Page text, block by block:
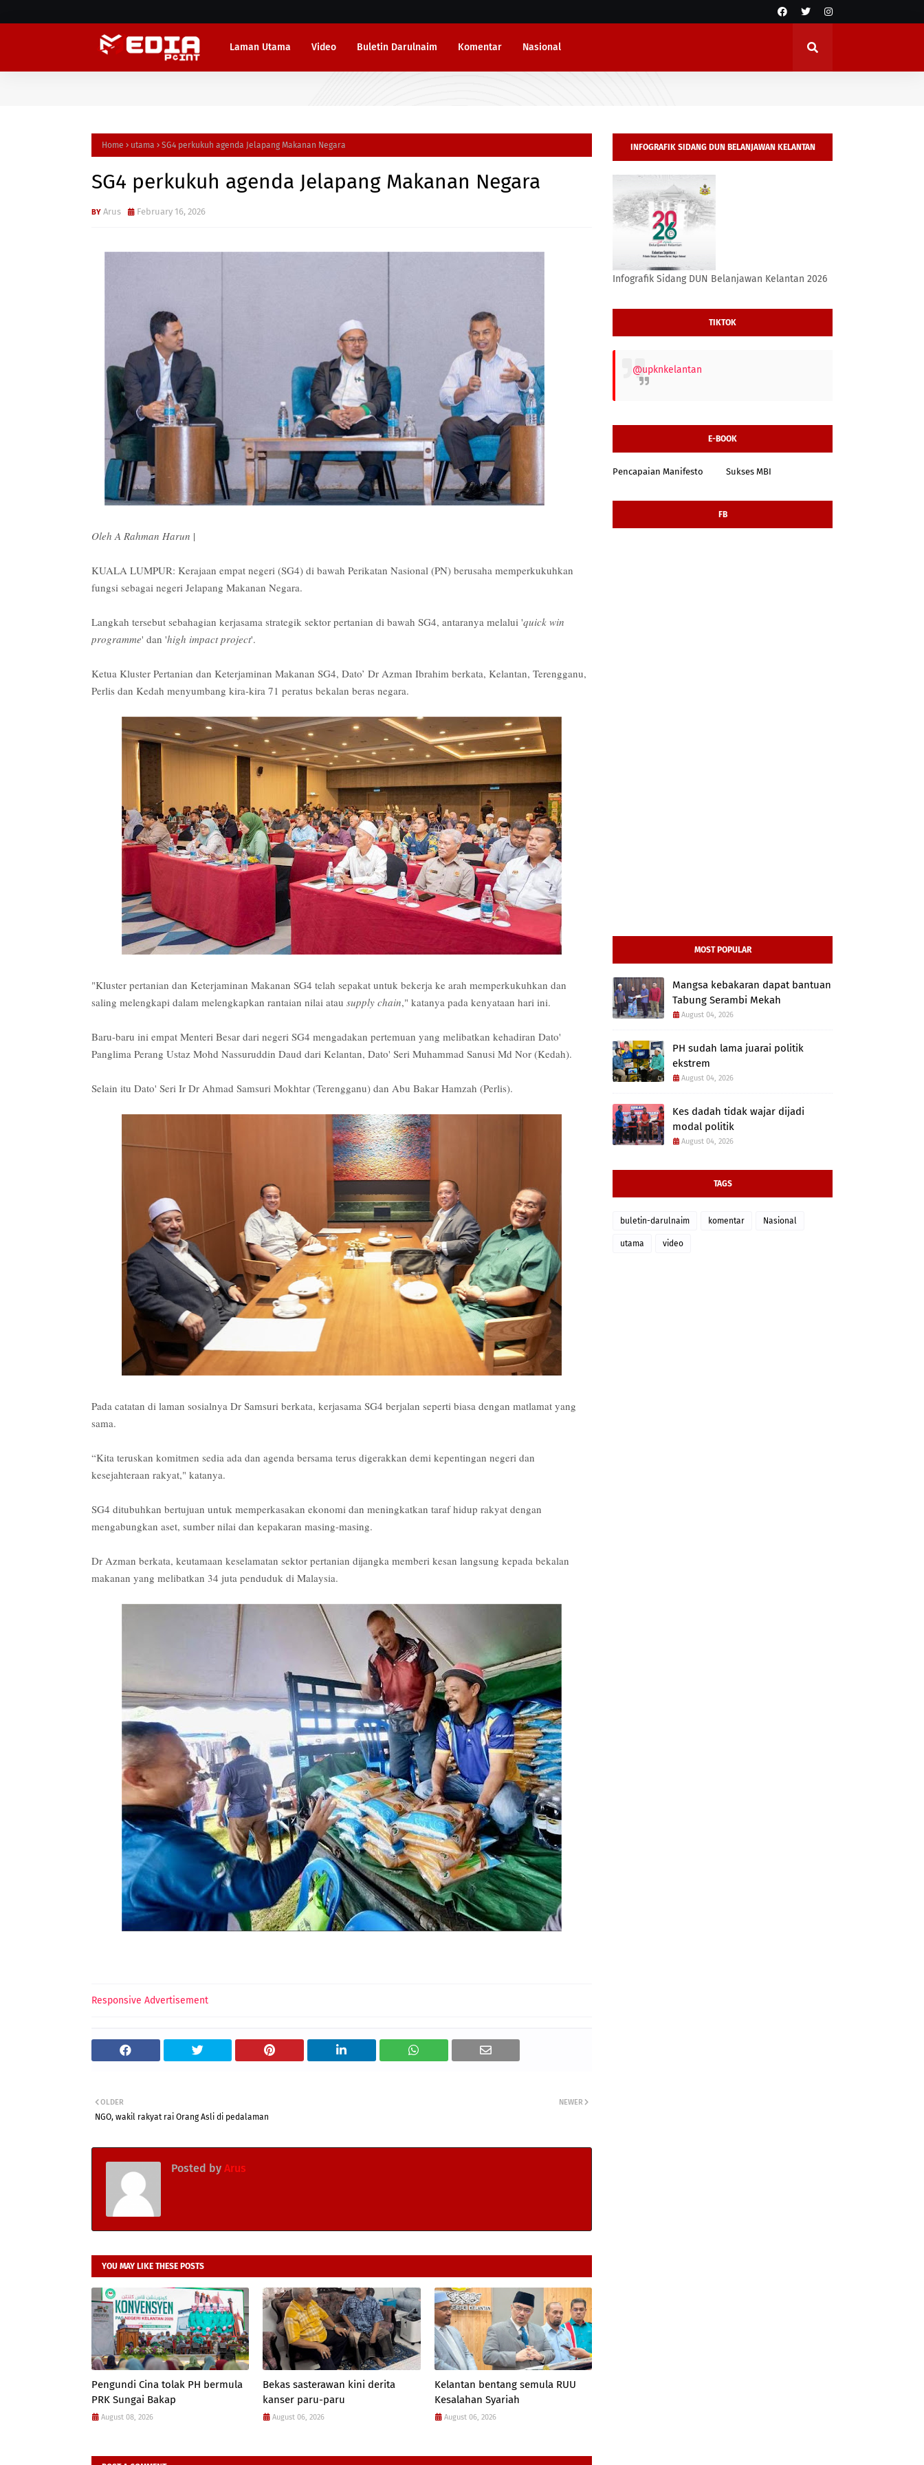
Laman Utama Video Buletin Darulnaim Komentar Nasional
Home utama SG4 perkukuh agenda Jelapang Makanan Negara
SG4 perkukuh agenda Jelapang Makanan Negara
Arus February 16, 2026
Oleh A Rahman Harun |
KUALA LUMPUR: Kerajaan empat negeri (SG4) di bawah Perikatan Nasional (PN) berusaha memperkukuhkan
fungsi sebagai negeri Jelapang Makanan Negara.
Langkah tersebut sebahagian kerjasama strategik sektor pertanian di bawah SG4, antaranya melalui 'quick win
programme' dan 'high impact project'.
Ketua Kluster Pertanian dan Keterjaminan Makanan SG4, Dato’ Dr Azman Ibrahim berkata, Kelantan, Terengganu,
Perlis dan Kedah menyumbang kira-kira 71 peratus bekalan beras negara.
"Kluster pertanian dan Keterjaminan Makanan SG4 telah sepakat untuk bekerja ke arah memperkukuhkan dan
saling melengkapi dalam melengkapkan rantaian nilai atau supply chain," katanya pada kenyataan hari ini.
Baru-baru ini empat Menteri Besar dari negeri SG4 mengadakan pertemuan yang melibatkan kehadiran Dato'
Panglima Perang Ustaz Mohd Nassuruddin Daud dari Kelantan, Dato' Seri Muhammad Sanusi Md Nor (Kedah).
Selain itu Dato' Seri Ir Dr Ahmad Samsuri Mokhtar (Terengganu) dan Abu Bakar Hamzah (Perlis).
Pada catatan di laman sosialnya Dr Samsuri berkata, kerjasama SG4 berjalan seperti biasa dengan matlamat yang
sama.
“Kita teruskan komitmen sedia ada dan agenda bersama terus digerakkan demi kepentingan negeri dan
kesejahteraan rakyat," katanya.
SG4 ditubuhkan bertujuan untuk memperkasakan ekonomi dan meningkatkan taraf hidup rakyat dengan
mengabungkan aset, sumber nilai dan kepakaran masing-masing.
Dr Azman berkata, keutamaan keselamatan sektor pertanian dijangka memberi kesan langsung kepada bekalan
makanan yang melibatkan 34 juta penduduk di Malaysia.
Responsive Advertisement
NEWER
OLDER
NGO, wakil rakyat rai Orang Asli di pedalaman
Posted by Arus
YOU MAY LIKE THESE POSTS
Pengundi Cina tolak PH bermula
PRK Sungai Bakap
August 08, 2026
Bekas sasterawan kini derita
kanser paru-paru
August 06, 2026
Kelantan bentang semula RUU
Kesalahan Syariah
August 06, 2026
INFOGRAFIK SIDANG DUN BELANJAWAN KELANTAN
2026
Infografik Sidang DUN Belanjawan Kelantan 2026
TIKTOK
@upknkelantan
E-BOOK
Pencapaian Manifesto Sukses MBI
FB
MOST POPULAR
Mangsa kebakaran dapat bantuan
Tabung Serambi Mekah
August 04, 2026
PH sudah lama juarai politik
ekstrem
August 04, 2026
Kes dadah tidak wajar dijadi
modal politik
August 04, 2026
TAGS
buletin-darulnaim komentar Nasional
utama video